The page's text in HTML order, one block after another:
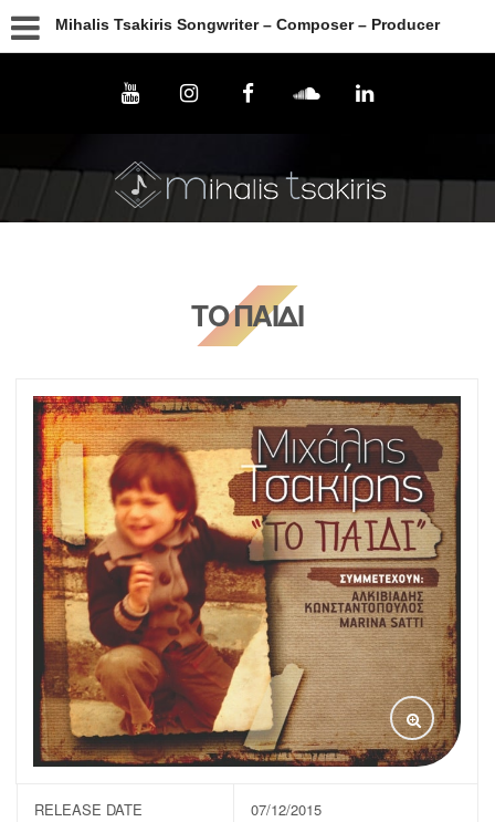
Mihalis Tsakiris Songwriter – Composer – Producer
ΤΟ ΠΑΙΔΙ
RELEASE DATE 07/12/2015